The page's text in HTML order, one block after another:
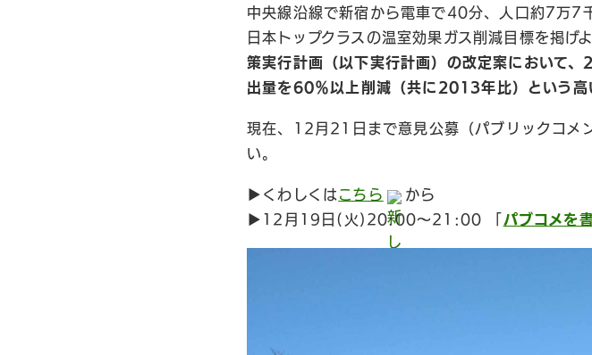
中央線沿線で新宿から電車で40分、人口約7万7
日本トップクラスの温室効果ガス削減目標を掲げよ
策実行計画（以下実行計画）の改定案において
出量を60％以上削減（共に2013年比）という高
現在、12月21日まで意見公募（パブリックコメ
い。
▶︎くわしくは こちら
から
▶︎12月19日(火)20:00〜21:00 「 パブコメを